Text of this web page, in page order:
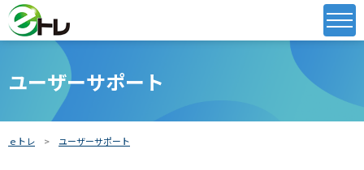
ユーザーサポート
ｅトレ ユーザーサポート